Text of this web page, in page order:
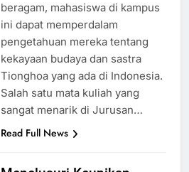
beragam, mahasiswa di kampus
ini dapat memperdalam
pengetahuan mereka tentang
kekayaan budaya dan sastra
Tionghoa yang ada di Indonesia.
Salah satu mata kuliah yang
sangat menarik di Jurusan…
Read Full News